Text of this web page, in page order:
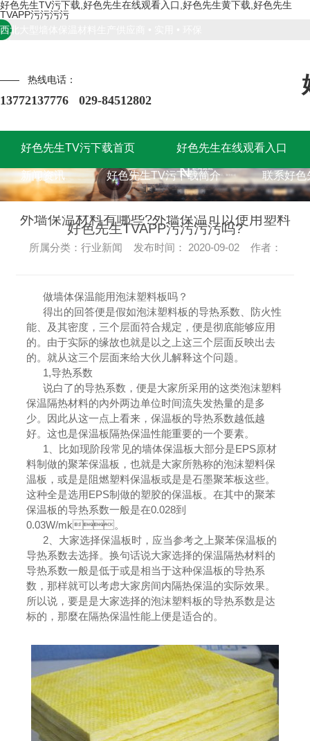
好色先生TV污下载,好色先生在线观看入口,好色先生黄下载,好色先生
TVAPP污污污污
西北大型墙体保温材料生产供应商 • 实用 • 环保
—— 热线电话：
13772137776 029-84512802
好色先生TV污下载首页 好色先生在线观看入口
新闻资讯
新闻资讯
好色先生TV污下载简介
好色先生TV污下载简介
联系好色
联系好色
外墙保温材料有哪些?外墙保温可以使用塑料
好色先生TVAPP污污污污吗?
所属分类：行业新闻 发布时间： 2020-09-02 作者：
做墙体保温能用泡沫塑料板吗？
得出的回答便是假如泡沫塑料板的导热系数、防火性
能、及其密度，三个层面符合规定，便是彻底能够应用
的。由于实际的缘故也就是以之上这三个层面反映出去
的。就从这三个层面来给大伙儿解释这个问题。
1,导热系数
说白了的导热系数，便是大家所采用的这类泡沫塑料
保温隔热材料的內外两边单位时间流失发热量的是多
少。因此从这一点上看来，保温板的导热系数越低越
好。这也是保温板隔热保温性能重要的一个要素。
1、比如现阶段常见的墙体保温板大部分是EPS原材
料制做的聚苯保温板，也就是大家所熟称的泡沫塑料保
温板，或是是阻燃塑料保温板或是是石墨聚苯板这些。
这种全是选用EPS制做的塑胶的保温板。在其中的聚苯
保温板的导热系数一般是在0.028到
0.03W/mk。
2、大家选择保温板时，应当参考之上聚苯保温板的
导热系数去选择。换句话说大家选择的保温隔热材料的
导热系数一般是低于或是相当于这种保温板的导热系
数，那样就可以考虑大家房间内隔热保温的实际效果。
所以说，要是是大家选择的泡沫塑料板的导热系数是达
标的，那麼在隔热保温性能上便是适合的。